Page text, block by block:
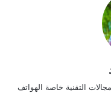
التقنية خاصة الهواتف